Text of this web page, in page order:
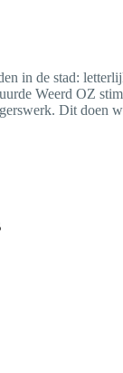
in de stad:
Weerd OZ
Dit doen